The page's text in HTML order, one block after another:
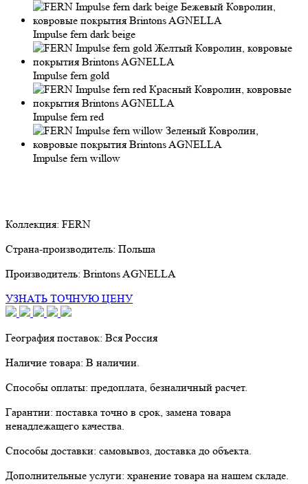
Impulse fern dark beige
Impulse fern gold
Impulse fern red
Impulse fern willow
Коллекция: FERN
Страна-производитель: Польша
Производитель: Brintons AGNELLA
УЗНАТЬ ТОЧНУЮ ЦЕНУ
География поставок: Вся Россия
Наличие товара: В наличии.
Способы оплаты: предоплата, безналичный расчет.
Гарантии: поставка точно в срок, замена товара
ненадлежащего качества.
Способы доставки: самовывоз, доставка до объекта.
Дополнительные услуги: хранение товара на нашем складе.